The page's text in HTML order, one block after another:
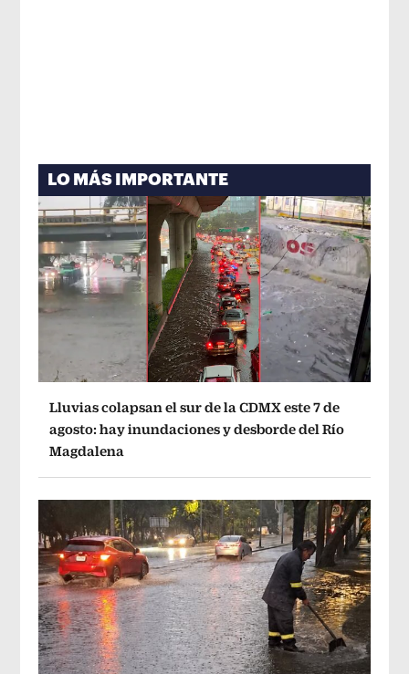
LO MÁS IMPORTANTE
Lluvias colapsan el sur de la CDMX este 7 de
agosto: hay inundaciones y desborde del Río
Magdalena